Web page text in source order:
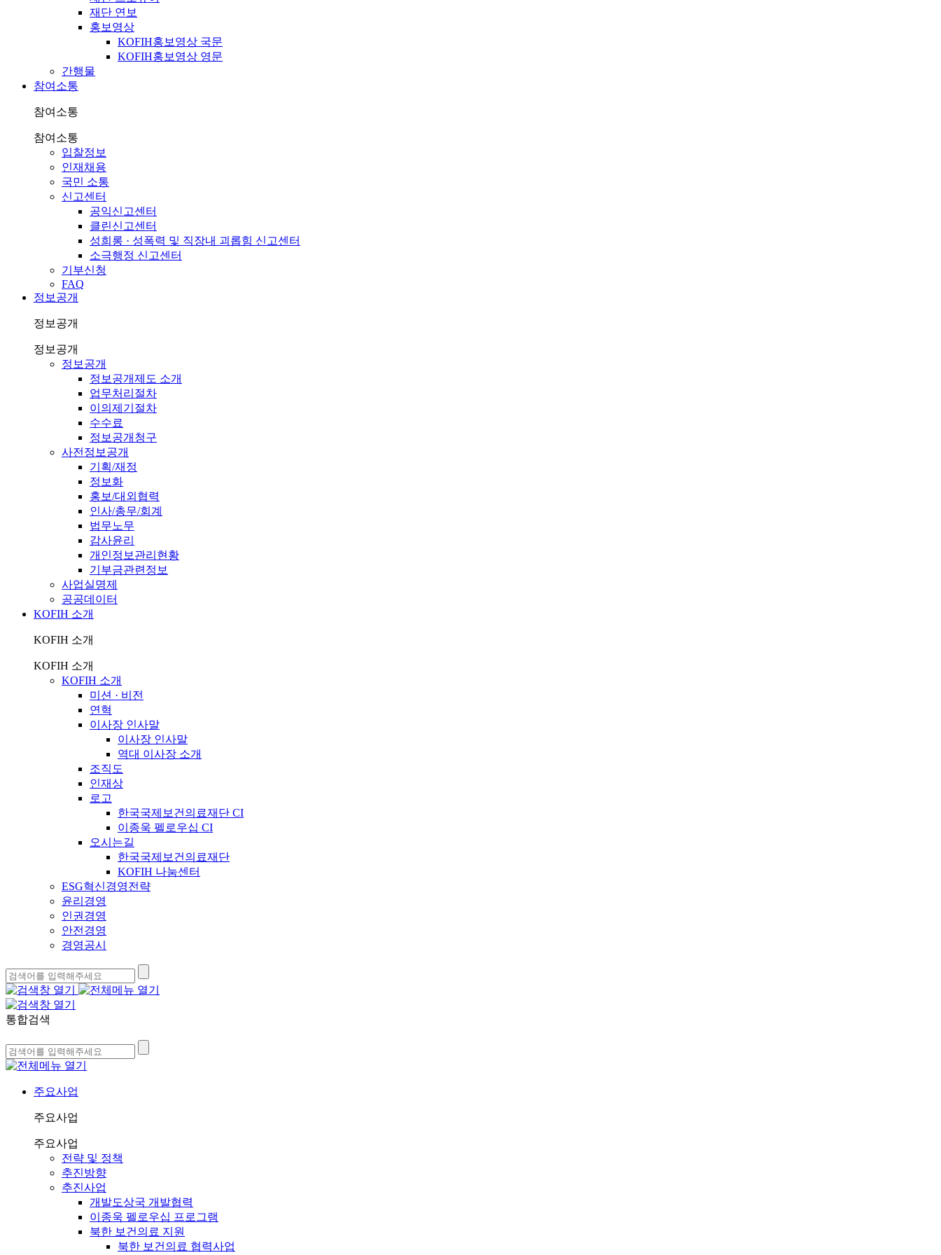
재단 연보
홍보영상
KOFIH홍보영상 국문
KOFIH홍보영상 영문
간행물
참여소통
참여소통
참여소통
입찰정보
인재채용
국민 소통
신고센터
공익신고센터
클린신고센터
성희롱 · 성폭력 및 직장내 괴롭힘 신고센터
소극행정 신고센터
기부신청
FAQ
정보공개
정보공개
정보공개
정보공개
정보공개제도 소개
업무처리절차
이의제기절차
수수료
정보공개청구
사전정보공개
기획/재정
정보화
홍보/대외협력
인사/총무/회계
법무노무
감사윤리
개인정보관리현황
기부금관련정보
사업실명제
공공데이터
KOFIH 소개
KOFIH 소개
KOFIH 소개
KOFIH 소개
미션 · 비전
연혁
이사장 인사말
이사장 인사말
역대 이사장 소개
조직도
인재상
로고
한국국제보건의료재단 CI
이종욱 펠로우십 CI
오시는길
한국국제보건의료재단
KOFIH 나눔센터
ESG혁신경영전략
윤리경영
인권경영
안전경영
경영공시
통합검색
주요사업
주요사업
주요사업
전략 및 정책
추진방향
추진사업
개발도상국 개발협력
이종욱 펠로우십 프로그램
북한 보건의료 지원
북한 보건의료 협력사업